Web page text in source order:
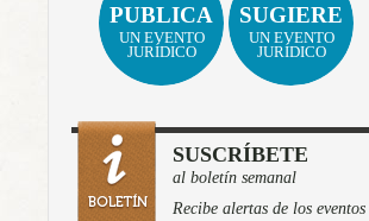
PUBLICA
UN EVENTO
JURÍDICO
SUGIERE
UN EVENTO
JURÍDICO
SUSCRÍBETE
al boletín semanal
Recibe alertas de los eventos